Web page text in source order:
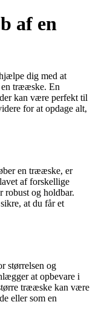
af en
dig med at
trææske. En
kan være perfekt til
for at opdage alt,
en trææske, er
af forskellige
robust og holdbar.
at du får et
størrelsen og
at opbevare i
trææske kan være
eller som en